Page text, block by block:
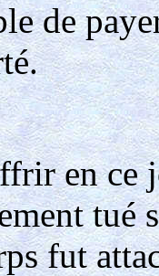
de
en
tué
fut